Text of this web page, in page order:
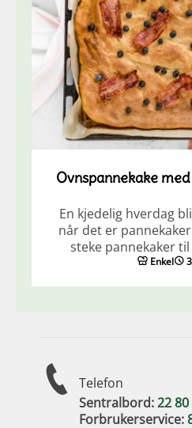
Ovnspannekake
En kjedelig hverdag
når det er
steke pannekaker
Enkel
Telefon
Sentralbord:22
Forbrukerservice: